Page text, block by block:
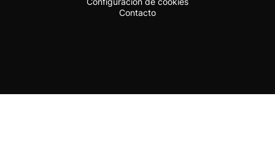
Contacto